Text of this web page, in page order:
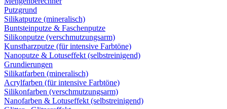
Putzgrund
Silikatputze (mineralisch)
Buntsteinputze & Faschenputze
Silikonputze (verschmutzungsarm)
Kunstharzputze (für intensive Farbtöne)
Nanoputze & Lotuseffekt (selbstreinigend)
Grundierungen
Silikatfarben (mineralisch)
Acrylfarben (für intensive Farbtöne)
Silikonfarben (verschmutzungsarm)
Nanofarben & Lotuseffekt (selbstreinigend)